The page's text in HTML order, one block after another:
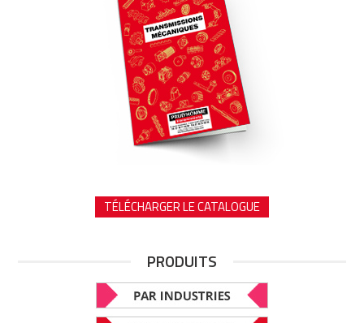
TÉLÉCHARGER LE CATALOGUE
PRODUITS